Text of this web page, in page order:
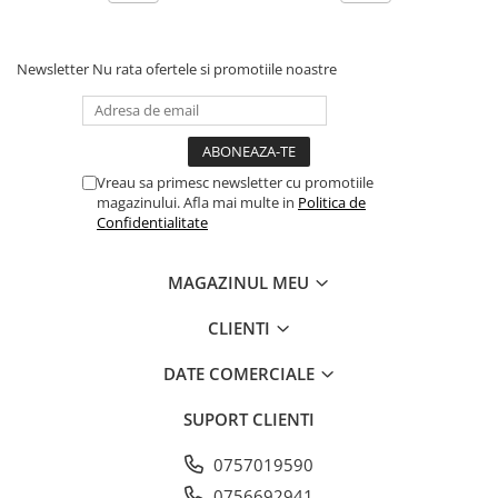
Newsletter Nu rata ofertele si promotiile noastre
Vreau sa primesc newsletter cu promotiile
magazinului. Afla mai multe in Politica de
Confidentialitate
MAGAZINUL MEU
CLIENTI
DATE COMERCIALE
SUPORT CLIENTI
0757019590